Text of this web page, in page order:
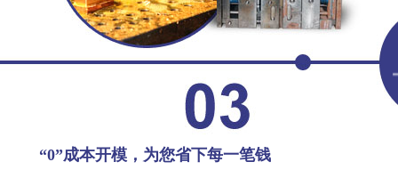
“0”成本开模，为您省下每一笔钱